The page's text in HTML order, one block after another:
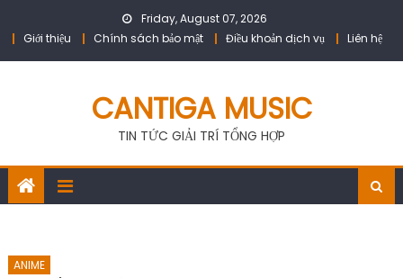
Friday, August 07, 2026
Giới thiệu
Chính sách bảo mật Điều khoản dịch vụ Liên hệ
CANTIGA MUSIC
TIN TỨC GIẢI TRÍ TỔNG HỢP
ANIME